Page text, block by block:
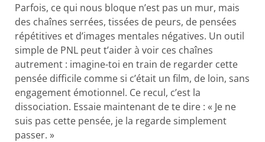
Parfois, ce qui nous bloque n’est pas un mur, mais
des chaînes serrées, tissées de peurs, de pensées
répétitives et d’images mentales négatives. Un outil
simple de PNL peut t’aider à voir ces chaînes
autrement : imagine-toi en train de regarder cette
pensée difficile comme si c’était un film, de loin, sans
engagement émotionnel. Ce recul, c’est la
dissociation. Essaie maintenant de te dire : « Je ne
suis pas cette pensée, je la regarde simplement
passer. »